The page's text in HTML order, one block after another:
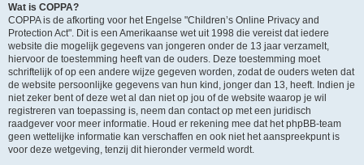
Wat is COPPA?
COPPA is de afkorting voor het Engelse "Children’s Online Privacy and
Protection Act". Dit is een Amerikaanse wet uit 1998 die vereist dat iedere
website die mogelijk gegevens van jongeren onder de 13 jaar verzamelt,
hiervoor de toestemming heeft van de ouders. Deze toestemming moet
schriftelijk of op een andere wijze gegeven worden, zodat de ouders weten dat
de website persoonlijke gegevens van hun kind, jonger dan 13, heeft. Indien je
niet zeker bent of deze wet al dan niet op jou of de website waarop je wil
registreren van toepassing is, neem dan contact op met een juridisch
raadgever voor meer informatie. Houd er rekening mee dat het phpBB-team
geen wettelijke informatie kan verschaffen en ook niet het aanspreekpunt is
voor deze wetgeving, tenzij dit hieronder vermeld wordt.